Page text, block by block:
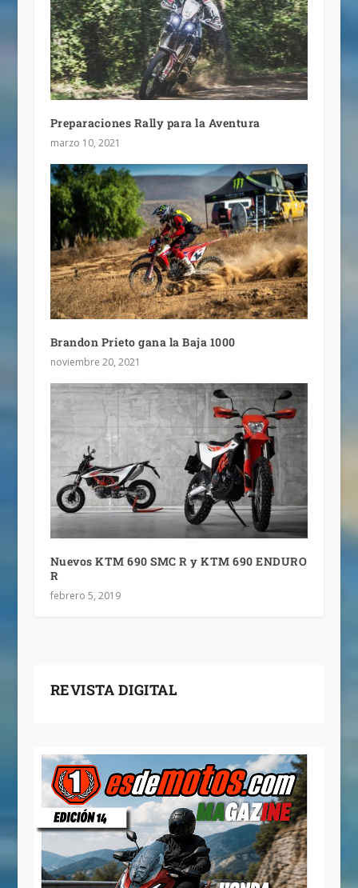
Preparaciones Rally para la Aventura
marzo 10, 2021
Brandon Prieto gana la Baja 1000
noviembre 20, 2021
Nuevos KTM 690 SMC R y KTM 690 ENDURO
R
febrero 5, 2019
REVISTA DIGITAL